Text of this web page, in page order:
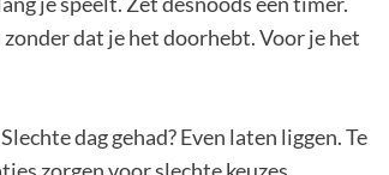
dat je het doorhebt. Voor je het
dag gehad? Even laten liggen. Te